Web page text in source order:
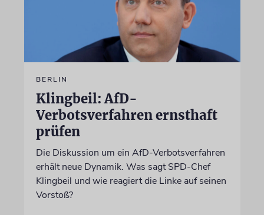
BERLIN
Klingbeil: AfD-
Verbotsverfahren ernsthaft
prüfen
Die Diskussion um ein AfD-Verbotsverfahren
erhält neue Dynamik. Was sagt SPD-Chef
Klingbeil und wie reagiert die Linke auf seinen
Vorstoß?